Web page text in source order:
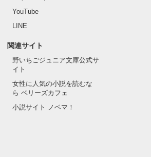
YouTube
LINE
関連サイト
野いちごジュニア文庫公式サ
イト
女性に人気の小説を読むな
ら ベリーズカフェ
小説サイト ノベマ！